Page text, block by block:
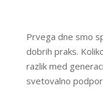
Prvega dne smo
dobrih praks.
razlik med
svetovalno